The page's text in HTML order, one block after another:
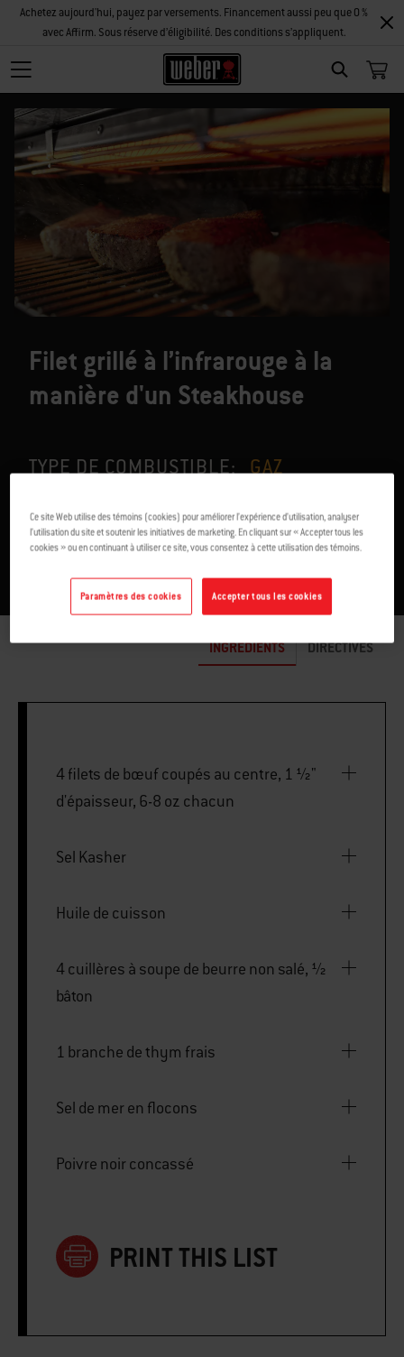
SEARCH
Achetez aujourd'hui, payez par versements. Financement aussi peu que 0 %
avec Affirm. Sous réserve d’éligibilité. Des conditions s’appliquent.
Filet grillé à l’infrarouge à la
manière d'un Steakhouse
TYPE DE COMBUSTIBLE: GAZ
INGRÉDIENTS DIRECTIVES
4 filets de bœuf coupés au centre, 1 ½"
d'épaisseur, 6-8 oz chacun
Sel Kasher
Huile de cuisson
4 cuillères à soupe de beurre non salé, ½
bâton
1 branche de thym frais
Sel de mer en flocons
Poivre noir concassé
PRINT THIS LIST
Ce site Web utilise des témoins (cookies) pour améliorer l’expérience d’utilisation, analyser
l’utilisation du site et soutenir les initiatives de marketing. En cliquant sur « Accepter tous les
cookies » ou en continuant à utiliser ce site, vous consentez à cette utilisation des témoins.
Accepter tous les cookies
Paramètres des cookies